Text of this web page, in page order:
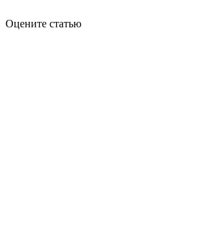
Оцените статью